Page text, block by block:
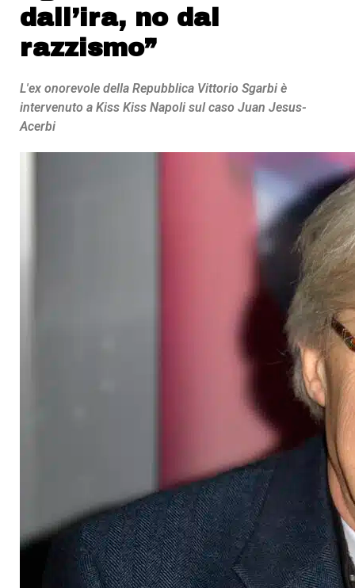
dall’ira, no dal
razzismo”
L'ex onorevole della Repubblica Vittorio Sgarbi è
intervenuto a Kiss Kiss Napoli sul caso Juan Jesus-
Acerbi